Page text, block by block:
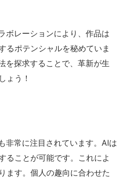
ボレーションにより、作品は
るポテンシャルを秘めていま
を探求することで、革新が生
ょう！
非常に注目されています。AIは
ることが可能です。これによ
ます。個人の趣向に合わせた